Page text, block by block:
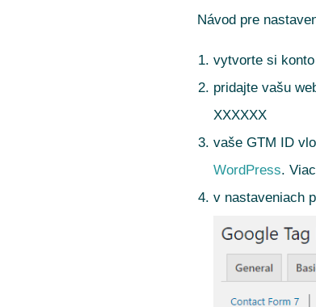
Návod pre
vytvorte si
pridajte vašu
XXXXXX
vaše GTM ID
WordPress.
v nastaveniach